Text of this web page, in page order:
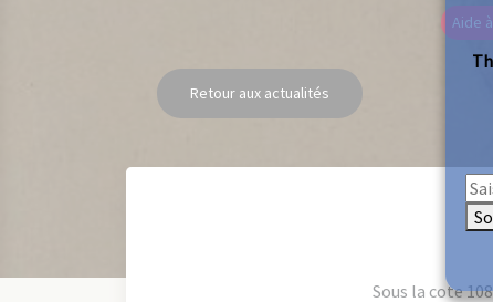
Aide
Retour aux actualités
Sous la cote